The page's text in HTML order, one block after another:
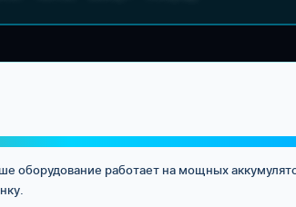
оборудование работает на мощных